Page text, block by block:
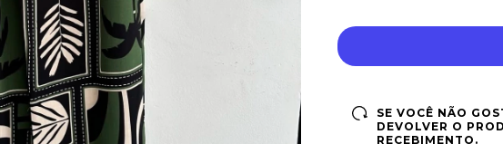
SE VOCÊ NÃO
DEVOLVER O
RECEBIMENTO.